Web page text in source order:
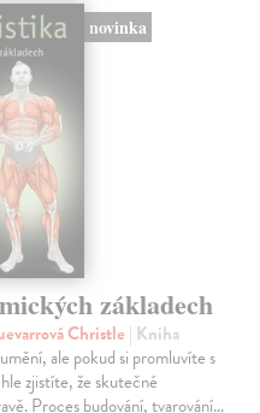
novinka
základech
Christle | Kniha
ale pokud si promluvíte s
zjistíte, že skutečné
Proces budování, tvarování…